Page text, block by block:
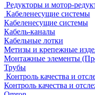
Редукторы и мотор-
Кабеленесущие системы
Кабеленесущие системы
Кабель-каналы
Кабельные лотки
Метизы и крепежные
Монтажные элементы
Трубы
Контроль качества и
Контроль качества и